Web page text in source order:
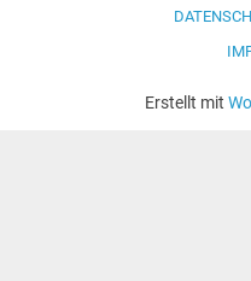
Erstellt mit